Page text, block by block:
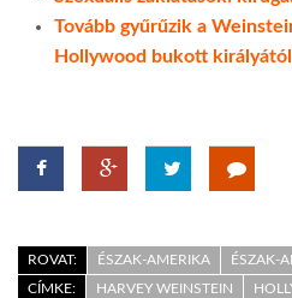
Tovább gyűrűzik a
Hollywood bukott királyától
ROVAT: ÉSZAK-AMERIKA
ÉSZAK-
CÍMKE:
HARVEY WEINSTEIN